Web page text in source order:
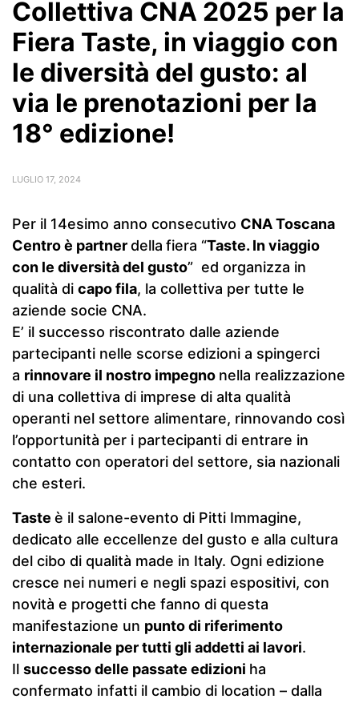
Collettiva CNA 2025 per la
Fiera Taste, in viaggio con
le diversità del gusto: al
via le prenotazioni per la
18° edizione!
LUGLIO 17, 2024
Per il 14esimo anno consecutivo CNA Toscana
Centro è partnerdella fiera “Taste. In viaggio
con le diversità del gusto” ed organizza in
qualità di capo fila, la collettiva per tutte le
aziende socie CNA.
E’ il successo riscontrato dalle aziende
partecipanti nelle scorse edizioni a spingerci
a rinnovare il nostro impegno nella realizzazione
di una collettiva di imprese di alta qualità
operanti nel settore alimentare, rinnovando così
l’opportunità per i partecipanti di entrare in
contatto con operatori del settore, sia nazionali
che esteri.
Taste è il salone-evento di Pitti Immagine,
dedicato alle eccellenze del gusto e alla cultura
del cibo di qualità made in Italy. Ogni edizione
cresce nei numeri e negli spazi espositivi, con
novità e progetti che fanno di questa
manifestazione un punto di riferimento
internazionale per tutti gli addetti ai lavori.
Il successo delle passate edizioni ha
confermato infatti il cambio di location – dalla